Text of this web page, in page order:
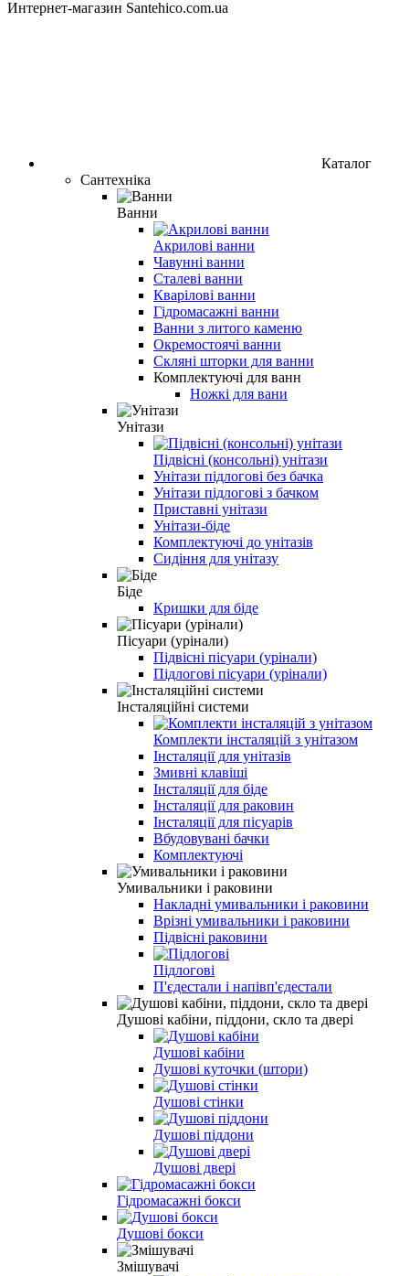
Интернет-магазин Santehico.com.ua
Каталог
Сантехніка
Ванни
Акрилові ванни
Чавунні ванни
Сталеві ванни
Кварілові ванни
Гідромасажні ванни
Ванни з литого каменю
Окремостоячі ванни
Скляні шторки для ванни
Комплектуючі для ванн
Ножкі для вани
Унітази
Підвісні (консольні) унітази
Унітази підлогові без бачка
Унітази підлогові з бачком
Приставні унітази
Унітази-біде
Комплектуючі до унітазів
Сидіння для унітазу
Біде
Кришки для біде
Пісуари (урінали)
Підвісні пісуари (урінали)
Підлогові пісуари (урінали)
Інсталяційні системи
Комплекти інсталяцій з унітазом
Інсталяції для унітазів
Змивні клавіші
Інсталяції для біде
Інсталяції для раковин
Інсталяції для пісуарів
Вбудовувані бачки
Комплектуючі
Умивальники і раковини
Накладні умивальники і раковини
Врізні умивальники і раковини
Підвісні раковини
Підлогові
П'єдестали і напівп'єдестали
Душові кабіни, піддони, скло та двері
Душові кабіни
Душові куточки (штори)
Душові стінки
Душові піддони
Душові двері
Гідромасажні бокси
Душові бокси
Змішувачі